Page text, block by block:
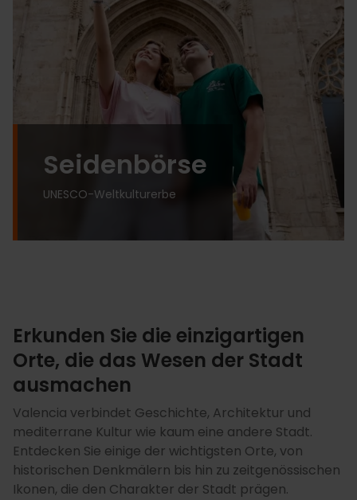
Seidenbörse
UNESCO-Weltkulturerbe
Erkunden Sie die einzigartigen
Orte, die das Wesen der Stadt
ausmachen
Valencia verbindet Geschichte, Architektur und
mediterrane Kultur wie kaum eine andere Stadt.
Entdecken Sie einige der wichtigsten Orte, von
historischen Denkmälern bis hin zu zeitgenössischen
Ikonen, die den Charakter der Stadt prägen.